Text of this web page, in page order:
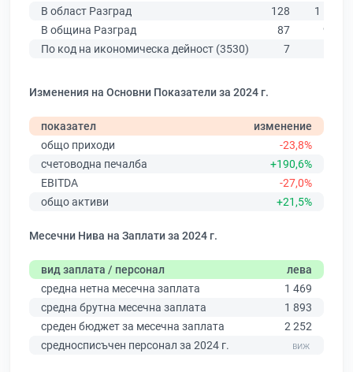
В област Разград
128
1 553
В община Разград
87
976
По код на икономическа дейност (3530)
7
Изменения на Основни Показатели за 2024 г.
показател
изменение
общо приходи
-23,8%
счетоводна печалба
+190,6%
EBITDA
-27,0%
общо активи
+21,5%
Месечни Нива на Заплати за 2024 г.
вид заплата / персонал
лева
средна нетна месечна заплата
1 469
средна брутна месечна заплата
1 893
среден бюджет за месечна заплата
2 252
средносписъчен персонал за 2024 г.